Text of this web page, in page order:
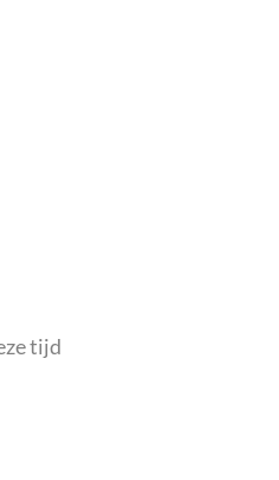
tijd